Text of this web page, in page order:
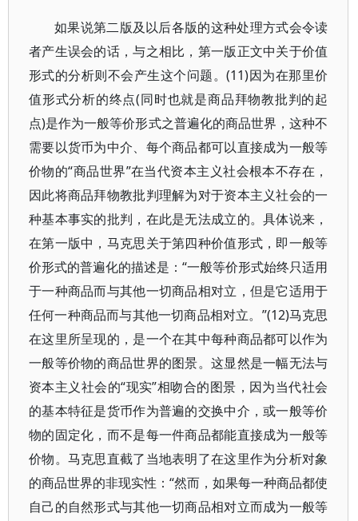
如果说第二版及以后各版的这种处理方式会令读
者产生误会的话，与之相比，第一版正文中关于价值
形式的分析则不会产生这个问题。(11)因为在那里价
值形式分析的终点(同时也就是商品拜物教批判的起
点)是作为一般等价形式之普遍化的商品世界，这种不
需要以货币为中介、每个商品都可以直接成为一般等
价物的“商品世界”在当代资本主义社会根本不存在，
因此将商品拜物教批判理解为对于资本主义社会的一
种基本事实的批判，在此是无法成立的。具体说来，
在第一版中，马克思关于第四种价值形式，即一般等
价形式的普遍化的描述是：“一般等价形式始终只适用
于一种商品而与其他一切商品相对立，但是它适用于
任何一种商品而与其他一切商品相对立。”(12)马克思
在这里所呈现的，是一个在其中每种商品都可以作为
一般等价物的商品世界的图景。这显然是一幅无法与
资本主义社会的“现实”相吻合的图景，因为当代社会
的基本特征是货币作为普遍的交换中介，或一般等价
物的固定化，而不是每一件商品都能直接成为一般等
价物。马克思直截了当地表明了在这里作为分析对象
的商品世界的非现实性：“然而，如果每一种商品都使
自己的自然形式与其他一切商品相对立而成为一般等